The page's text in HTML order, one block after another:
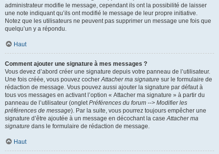
administrateur modifie le message, cependant ils ont la possibilité de laisser
une note indiquant qu’ils ont modifié le message de leur propre initiative.
Notez que les utilisateurs ne peuvent pas supprimer un message une fois que
quelqu’un y a répondu.
Haut
Comment ajouter une signature à mes messages ?
Vous devez d’abord créer une signature depuis votre panneau de l’utilisateur.
Une fois créée, vous pouvez cocherAttacher ma signature sur le formulaire de
rédaction de message. Vous pouvez aussi ajouter la signature par défaut à
tous vos messages en activant l’option « Attacher ma signature » à partir du
panneau de l’utilisateur (ongletPréférences du forum --> Modifier les
préférences de message). Par la suite, vous pourrez toujours empêcher une
signature d’être ajoutée à un message en décochant la caseAttacher ma
signature dans le formulaire de rédaction de message.
Haut